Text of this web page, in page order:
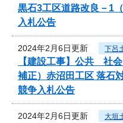
黒石3工区道路改良－1
入札公告
2024年2月6日更新 下呂
【建設工事】公共 社
補正）赤沼田工区 落石
競争入札公告
2024年2月6日更新 大垣